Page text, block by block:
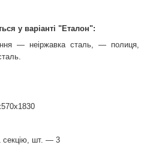
у варіанті "Еталон":
— неіржавка сталь, — полиця,
секцію, шт. ― 3